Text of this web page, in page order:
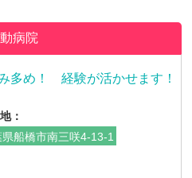
病院
め！ 経験が活かせます！
：
県船橋市南三咲4-13-1